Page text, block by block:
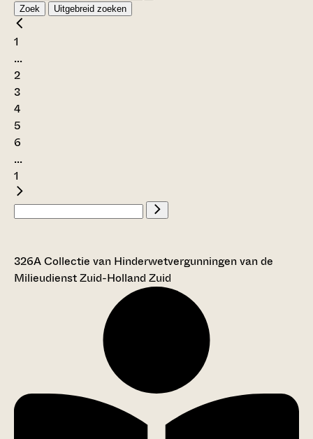
Zoek Uitgebreid zoeken
1
...
2
3
4
5
6
...
1
326A Collectie van Hinderwetvergunningen van de
Milieudienst Zuid-Holland Zuid